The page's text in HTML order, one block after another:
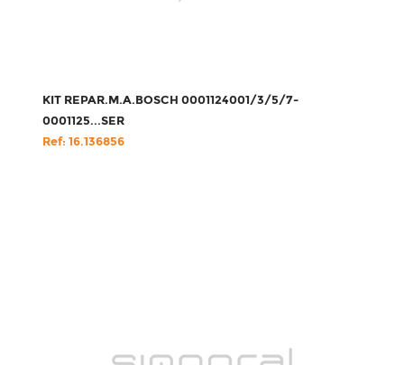
KIT REPAR.M.A.BOSCH 0001124001/3/5/7-
0001125...SER
Ref: 16.136856